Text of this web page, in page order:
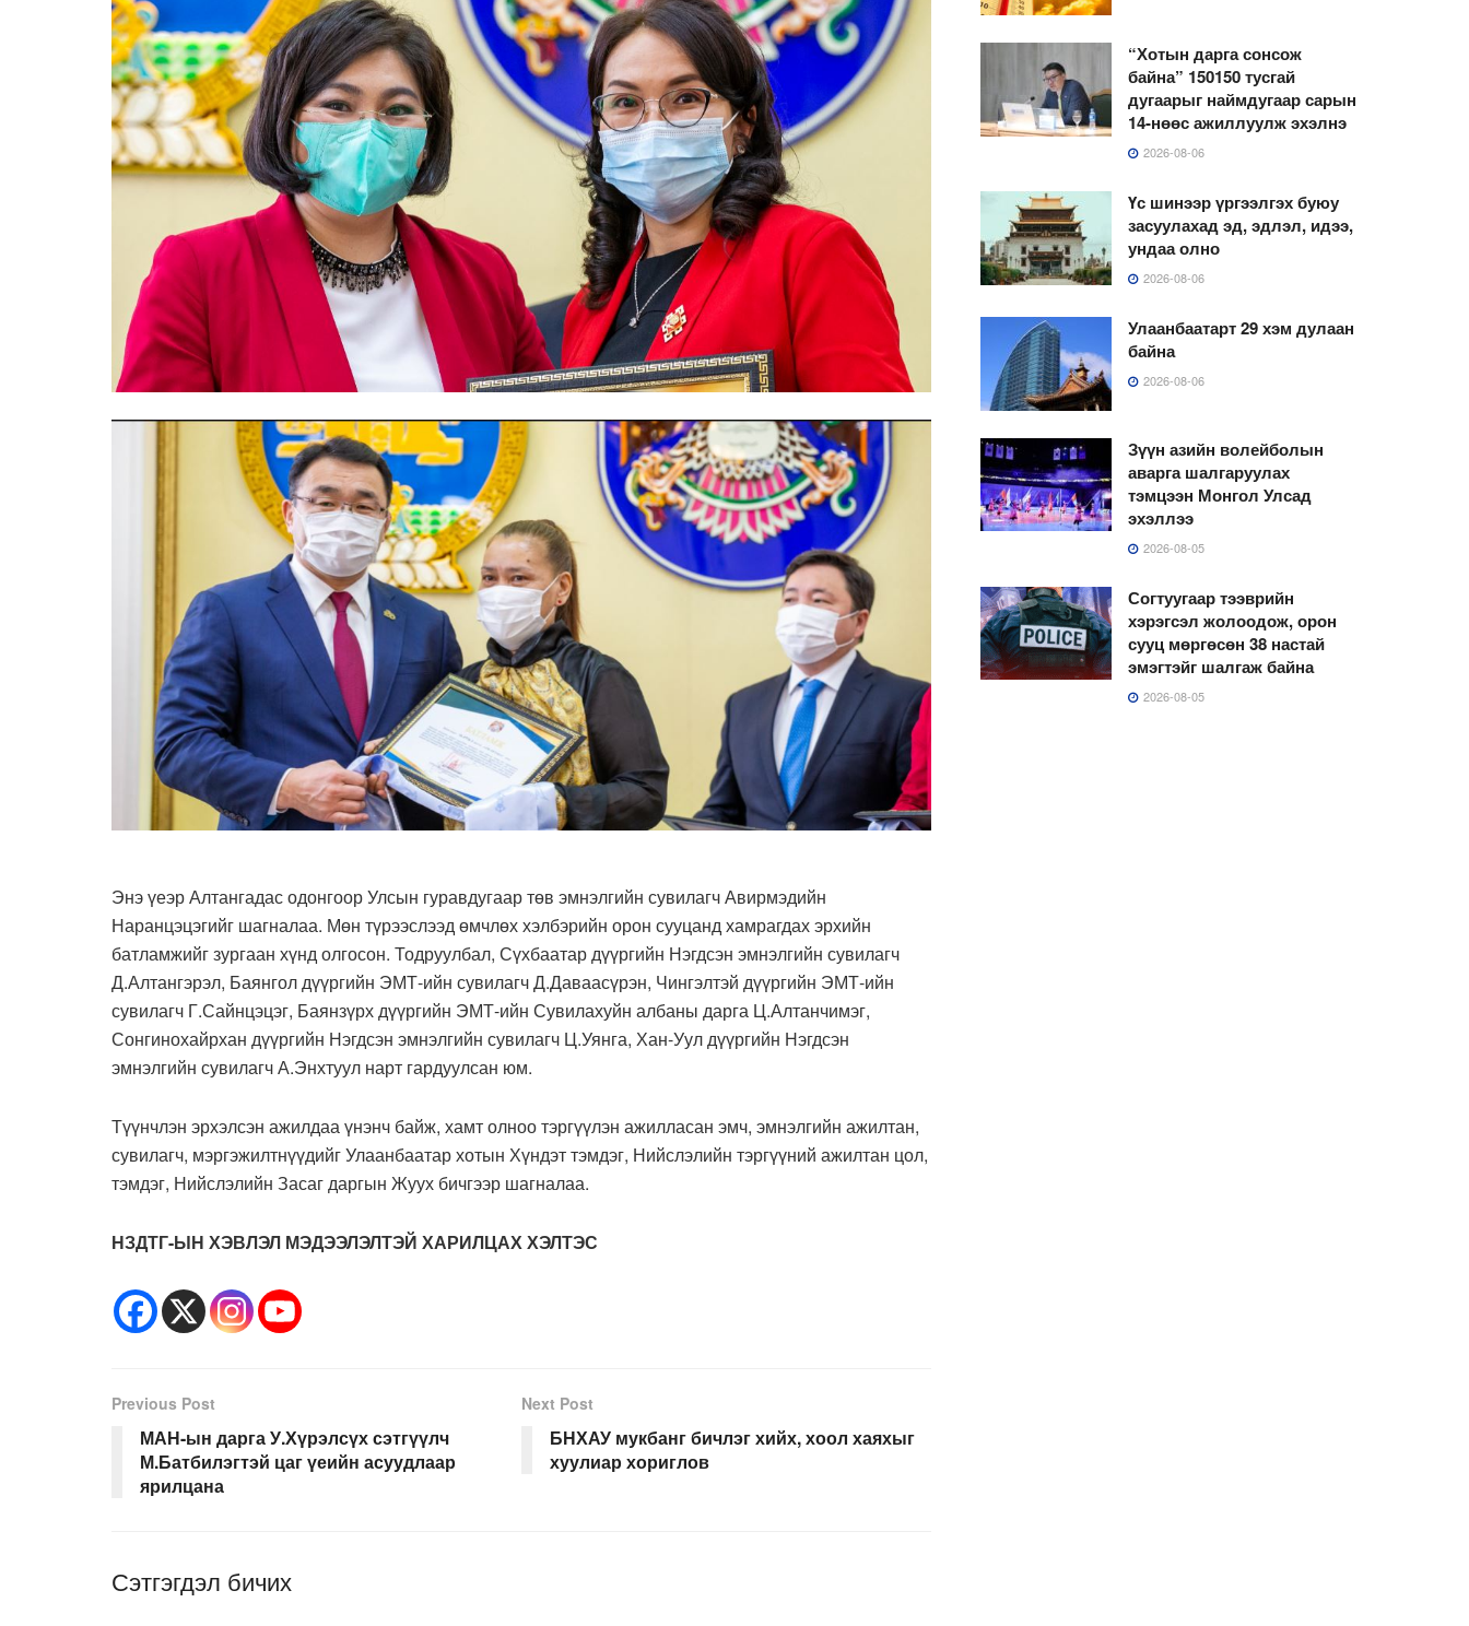
Энэ үеэр Алтангадас одонгоор Улсын гуравдугаар төв эмнэлгийн сувилагч Авирмэдийн
Наранцэцэгийг шагналаа. Мөн түрээслээд өмчлөх хэлбэрийн орон сууцанд хамрагдах эрхийн
батламжийг зургаан хүнд олгосон. Тодруулбал, Сүхбаатар дүүргийн Нэгдсэн эмнэлгийн сувилагч
Д.Алтангэрэл, Баянгол дүүргийн ЭМТ-ийн сувилагч Д.Даваасүрэн, Чингэлтэй дүүргийн ЭМТ-ийн
сувилагч Г.Сайнцэцэг, Баянзүрх дүүргийн ЭМТ-ийн Сувилахуйн албаны дарга Ц.Алтанчимэг,
Сонгинохайрхан дүүргийн Нэгдсэн эмнэлгийн сувилагч Ц.Уянга, Хан-Уул дүүргийн Нэгдсэн
эмнэлгийн сувилагч А.Энхтуул нарт гардуулсан юм.
Түүнчлэн эрхэлсэн ажилдаа үнэнч байж, хамт олноо тэргүүлэн ажилласан эмч, эмнэлгийн ажилтан,
сувилагч, мэргэжилтнүүдийг Улаанбаатар хотын Хүндэт тэмдэг, Нийслэлийн тэргүүний ажилтан цол,
тэмдэг, Нийслэлийн Засаг даргын Жуух бичгээр шагналаа.
НЗДТГ-ЫН ХЭВЛЭЛ МЭДЭЭЛЭЛТЭЙ ХАРИЛЦАХ ХЭЛТЭС
Previous Post
МАН-ын дарга У.Хүрэлсүх сэтгүүлч
М.Батбилэгтэй цаг үеийн асуудлаар
ярилцана
Next Post
БНХАУ мукбанг бичлэг хийх, хоол хаяхыг
хуулиар хориглов
Сэтгэгдэл бичих
“Хотын дарга сонсож
байна” 150150 тусгай
дугаарыг наймдугаар сарын
14-нөөс ажиллуулж эхэлнэ
2026-08-06
Үс шинээр үргээлгэх буюу
засуулахад эд, эдлэл, идээ,
ундаа олно
2026-08-06
Улаанбаатарт 29 хэм дулаан
байна
2026-08-06
Зүүн азийн волейболын
аварга шалгаруулах
тэмцээн Монгол Улсад
эхэллээ
2026-08-05
Согтуугаар тээврийн
хэрэгсэл жолоодож, орон
сууц мөргөсөн 38 настай
эмэгтэйг шалгаж байна
2026-08-05